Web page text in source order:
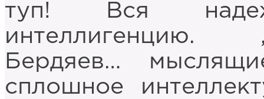
туп! Вся
интеллигенцию.
Бердяев…
сплошное